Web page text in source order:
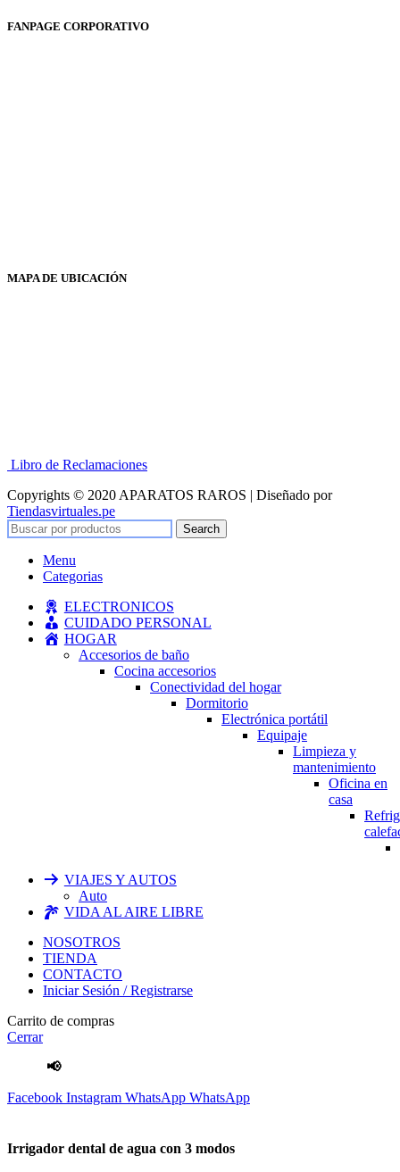
FANPAGE CORPORATIVO
MAPA DE UBICACIÓN
Libro de Reclamaciones
Copyrights © 2020 APARATOS RAROS | Diseñado por
Tiendasvirtuales.pe
Search
Menu
Categorias
ELECTRONICOS
CUIDADO PERSONAL
HOGAR
Accesorios de baño
Cocina accesorios
Conectividad del hogar
Dormitorio
Electrónica portátil
Equipaje
Limpieza y
mantenimiento
Oficina en
casa
VIAJES Y AUTOS
Auto
VIDA AL AIRE LIBRE
NOSOTROS
TIENDA
CONTACTO
Iniciar Sesión / Registrarse
Carrito de compras
Cerrar
📢
Facebook Instagram WhatsApp WhatsApp
Irrigador dental de agua con 3 modos